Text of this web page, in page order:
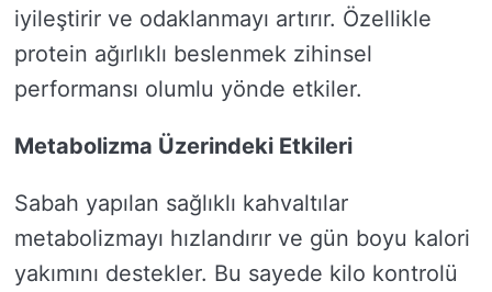
iyileştirir ve odaklanmayı artırır. Özellikle
protein ağırlıklı beslenmek zihinsel
performansı olumlu yönde etkiler.
Metabolizma Üzerindeki Etkileri
Sabah yapılan sağlıklı kahvaltılar
metabolizmayı hızlandırır ve gün boyu kalori
yakımını destekler. Bu sayede kilo kontrolü